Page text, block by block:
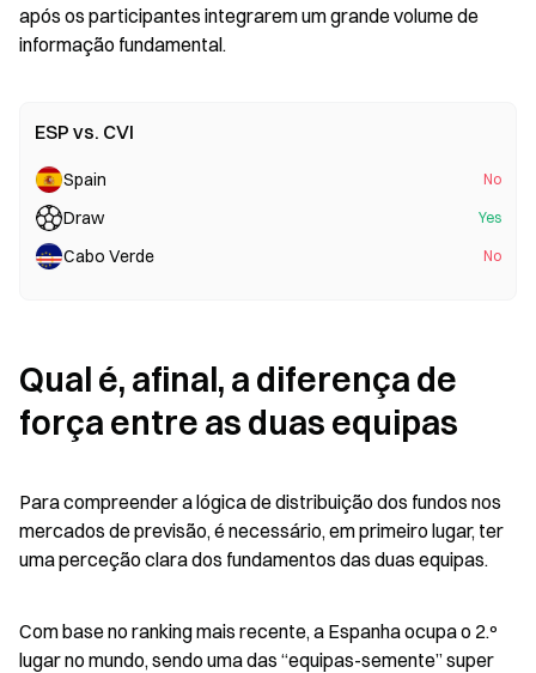
após os participantes integrarem um grande volume de
informação fundamental.
ESP vs. CVI
Spain No
Draw Yes
Cabo Verde No
Qual é, afinal, a diferença de
força entre as duas equipas
Para compreender a lógica de distribuição dos fundos nos
mercados de previsão, é necessário, em primeiro lugar, ter
uma perceção clara dos fundamentos das duas equipas.
Com base no ranking mais recente, a Espanha ocupa o 2.º
lugar no mundo, sendo uma das “equipas-semente” super